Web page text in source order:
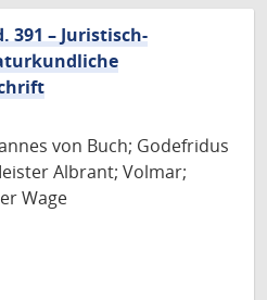
391 – Juristisch-
von Buch; Godefridus
Albrant; Volmar;
Wage